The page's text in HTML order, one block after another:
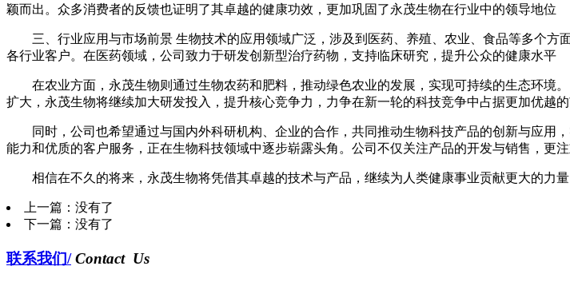
颖而出。众多消费者的反馈也证明了其卓越的健康功效，更加巩固了永茂生物在行业中的领导地位
三、行业应用与市场前景 生物技术的应用领域广泛，涉及到医药、养殖、农业、食品等多个
各行业客户。在医药领域，公司致力于研发创新型治疗药物，支持临床研究，提升公众的健康水平
在农业方面，永茂生物则通过生物农药和肥料，推动绿色农业的发展，实现可持续的生态环
扩大，永茂生物将继续加大研发投入，提升核心竞争力，力争在新一轮的科技竞争中占据更加优越
同时，公司也希望通过与国内外科研机构、企业的合作，共同推动生物科技产品的创新与应
能力和优质的客户服务，正在生物科技领域中逐步崭露头角。公司不仅关注产品的开发与销售，更
相信在不久的将来，永茂生物将凭借其卓越的技术与产品，继续为人类健康事业贡献更大的力量
上一篇：没有了
下一篇：没有了
联系我们/ Contact Us